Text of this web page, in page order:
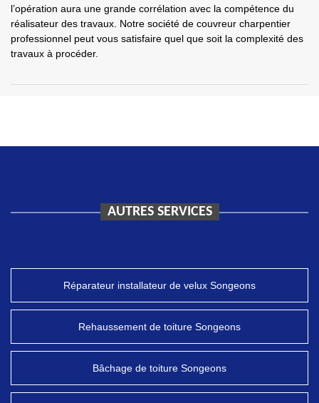
l’opération aura une grande corrélation avec la compétence du
réalisateur des travaux. Notre société de couvreur charpentier
professionnel peut vous satisfaire quel que soit la complexité des
travaux à procéder.
AUTRES SERVICES
Réparateur installateur de velux Songeons
Rehaussement de toiture Songeons
Bâchage de toiture Songeons